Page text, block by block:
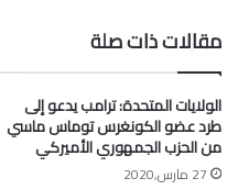
مقالات ذات صلة
الولايات المتحدة: ترامب يدعو إلى
طرد عضو الكونغرس توماس ماسي
من الحزب الجمهوري الأميركي
27 مارس,2020